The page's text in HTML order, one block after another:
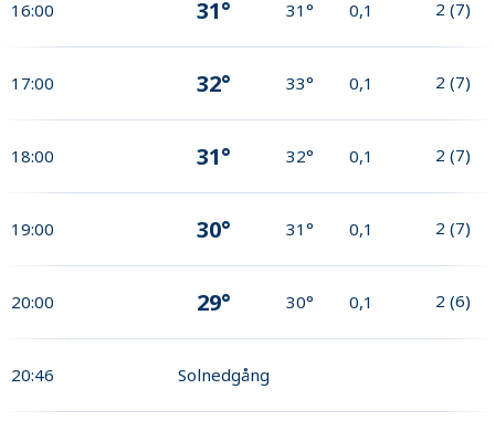
16:00 31° 31° 0,1 2 (7)
17:00 32° 33° 0,1 2 (7)
18:00 31° 32° 0,1 2 (7)
19:00 30° 31° 0,1 2 (7)
20:00 29° 30° 0,1 2 (6)
20:46 Solnedgång